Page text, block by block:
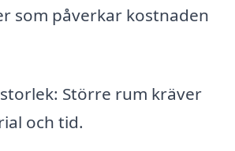
som påverkar kostnaden
Större rum kräver
och tid.